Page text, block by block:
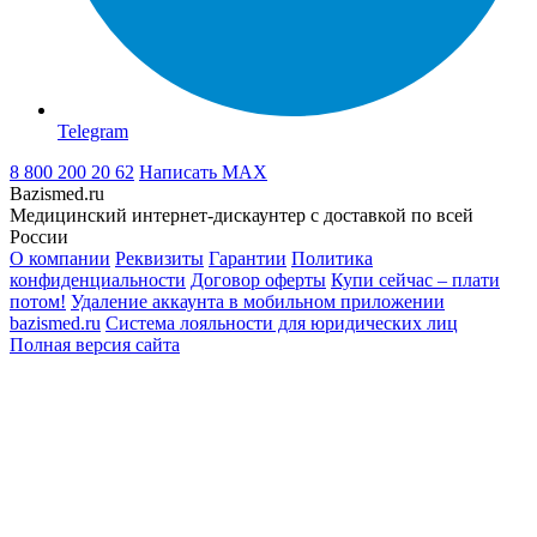
Telegram
8 800 200 20 62 Написать MAX
Bazismed.ru
Медицинский интернет-дискаунтер с доставкой по всей
России
О компании Реквизиты Гарантии Политика
конфиденциальности Договор оферты Купи сейчас – плати
потом! Удаление аккаунта в мобильном приложении
bazismed.ru Система лояльности для юридических лиц
Полная версия сайта